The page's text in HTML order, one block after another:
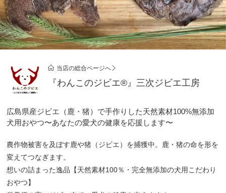
当店の総合ページへ
『わんこのジビエ®』三次ジビエ工房
広島県産ジビエ（鹿・猪）で手作りした天然素材100%無添加
犬用おやつ〜あなたの愛犬の健康を応援します〜
農作物被害を及ぼす鹿や猪（ジビエ）を捕獲中。鹿・猪の命を形を
変えてつなぎます。
想いの詰まった逸品【天然素材100％・完全無添加の犬用こだわり
おやつ】